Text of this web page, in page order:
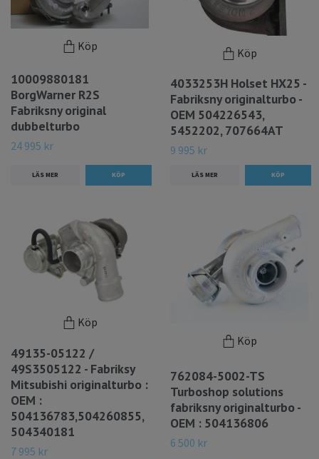
Köp
10009880181
BorgWarner R2S
Fabriksny original
dubbelturbo
24 995 kr
LÄS MER
Köp
4033253H Holset HX25 -
Fabriksny originalturbo -
OEM 504226543,
5452202, 707664AT
9 995 kr
LÄS MER
Köp
49135-05122 /
49S3505122 - Fabriksy
Mitsubishi originalturbo :
OEM :
504136783,504260855,
504340181
7 995 kr
Köp
762084-5002-TS
Turboshop solutions
fabriksny originalturbo -
OEM : 504136806
6 500 kr